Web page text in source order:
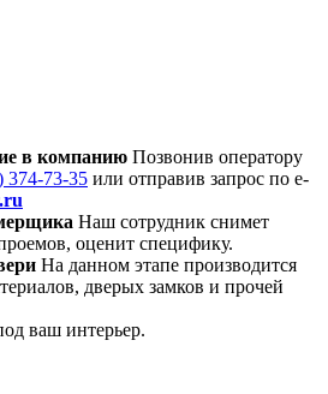
в компанию Позвонив оператору
374-73-35 или отправив запрос по e-
Наш сотрудник снимет
оценит специфику.
На данном этапе производится
дверых замков и прочей
ваш интерьер.